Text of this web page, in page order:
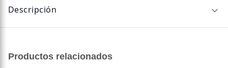
Descripción
producto natural con excelentes propiedades
Productos relacionados